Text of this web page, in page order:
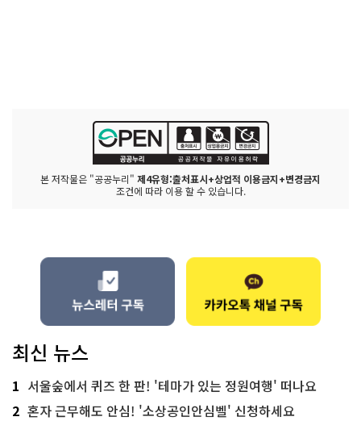
본 저작물은 "공공누리" 제4유형:출처표시+상업적 이용금지+변경금지
조건에 따라 이용 할 수 있습니다.
최신 뉴스
1 서울숲에서 퀴즈 한 판! '테마가 있는 정원여행' 떠나요
2 혼자 근무해도 안심! '소상공인안심벨' 신청하세요